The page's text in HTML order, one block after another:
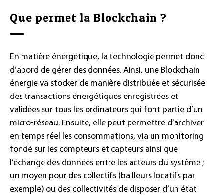
Que permet la Blockchain ?
En matière énergétique, la technologie permet donc
d’abord de gérer des données. Ainsi, une Blockchain
énergie va stocker de manière distribuée et sécurisée
des transactions énergétiques enregistrées et
validées sur tous les ordinateurs qui font partie d’un
micro-réseau. Ensuite, elle peut permettre d’archiver
en temps réel les consommations, via un monitoring
fondé sur les compteurs et capteurs ainsi que
l’échange des données entre les acteurs du système ;
un moyen pour des collectifs (bailleurs locatifs par
exemple) ou des collectivités de disposer d’un état